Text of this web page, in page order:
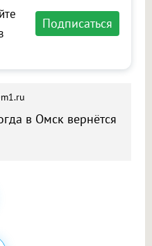
Подписаться
в Омск вернётся